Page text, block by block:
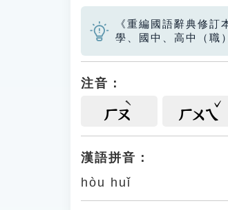
《重編國語辭典修
學、國中、高中（職
注音：
ㄏㄡ ㄏㄨㄟ
漢語拼音：
hòu huǐ